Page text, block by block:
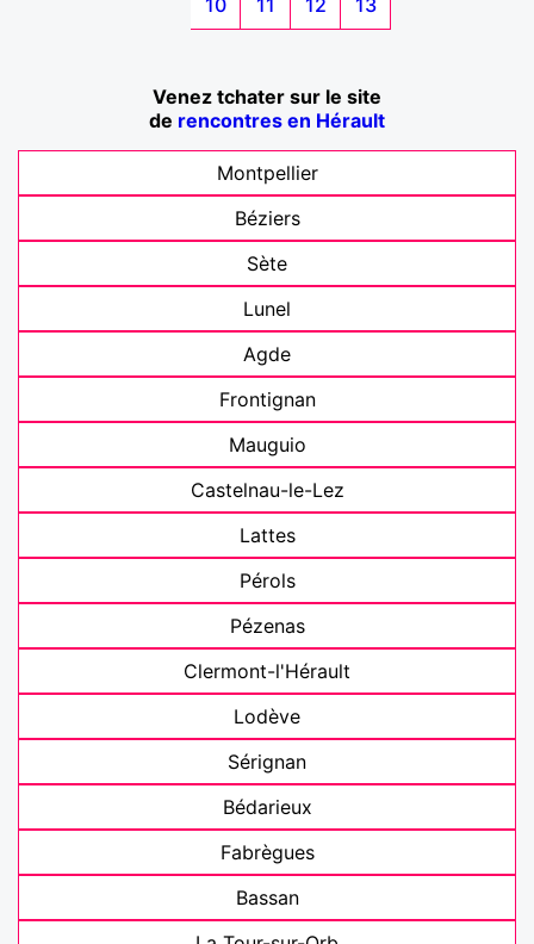
10 11 12 13
Venez tchater sur le site
de rencontres en Hérault
Montpellier
Béziers
Sète
Lunel
Agde
Frontignan
Mauguio
Castelnau-le-Lez
Lattes
Pérols
Pézenas
Clermont-l'Hérault
Lodève
Sérignan
Bédarieux
Fabrègues
Bassan